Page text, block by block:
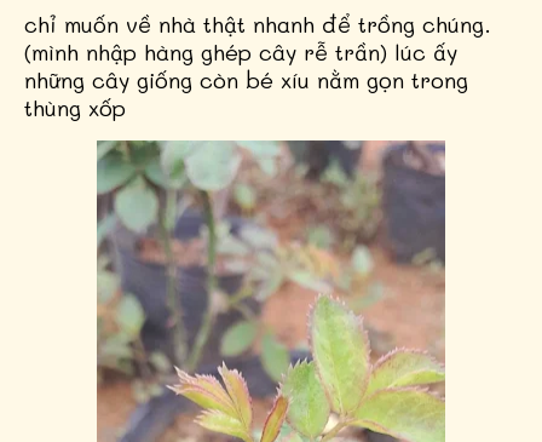
chỉ muốn về nhà thật nhanh để trồng chúng.
(mình nhập hàng ghép cây rễ trần) lúc ấy
những cây giống còn bé xíu nằm gọn trong
thùng xốp